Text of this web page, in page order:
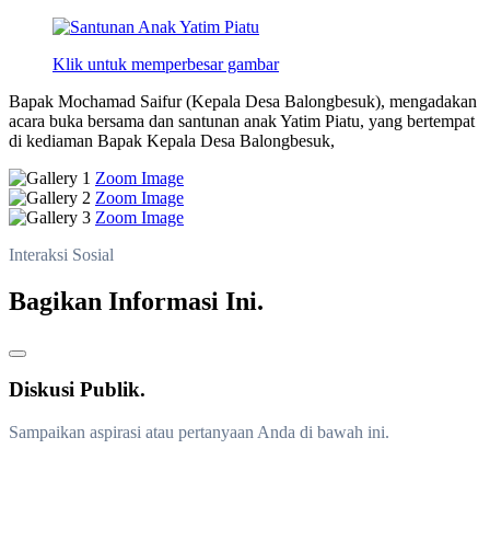
Klik untuk memperbesar gambar
Bapak Mochamad Saifur (Kepala Desa Balongbesuk), mengadakan
acara buka bersama dan santunan anak Yatim Piatu, yang bertempat
di kediaman Bapak Kepala Desa Balongbesuk,
Zoom Image
Zoom Image
Zoom Image
Interaksi Sosial
Bagikan Informasi Ini.
Diskusi Publik.
Sampaikan aspirasi atau pertanyaan Anda di bawah ini.